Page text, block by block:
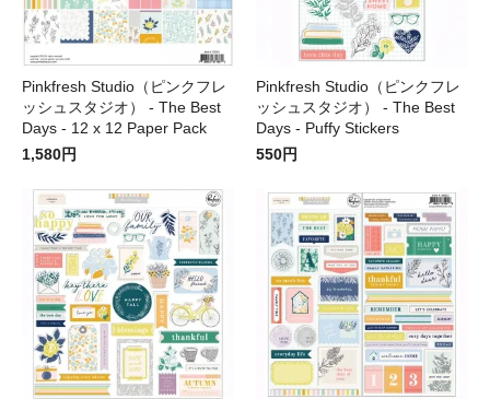
Pinkfresh Studio（ピンクフレ
ッシュスタジオ） - The Best
Days - 12 x 12 Paper Pack
1,580円
Pinkfresh Studio（ピンクフレ
ッシュスタジオ） - The Best
Days - Puffy Stickers
550円